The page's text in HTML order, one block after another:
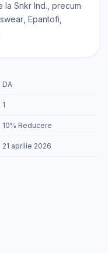
Snkr Ind., precum
Epantofi
DA
1
10% Reducere
21 aprilie 2026